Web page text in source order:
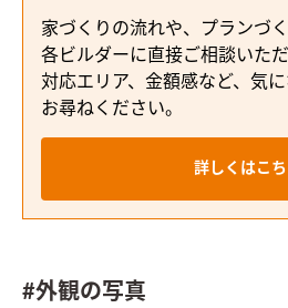
家づくりの流れや、プランづ
各ビルダーに直接ご相談いた
対応エリア、金額感など、気
お尋ねください。
詳しくはこ
#外観の写真